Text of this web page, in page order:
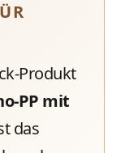
Produkt
PP mit
das